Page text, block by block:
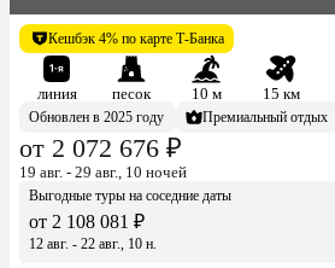
Кешбэк 4% по карте Т-Банка
линия песок 10 м 15 км
Обновлен в 2025 году
Премиальный отдых
от 2 072 676 ₽
19 авг. - 29 авг., 10 ночей
Выгодные туры на соседние даты
от 2 108 081 ₽
12 авг. - 22 авг., 10 н.